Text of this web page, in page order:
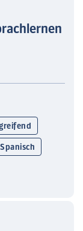
Spanisch